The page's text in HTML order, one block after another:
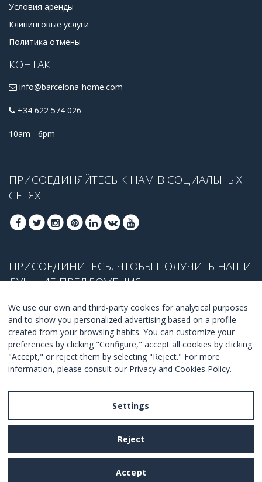
Условия аренды
Клининговые услуги
Политика отмены
КОНТАКТ
info@barcelona-home.com
+34 622 574 026
10am - 6pm
ПРИСОЕДИНЯЙТЕСЬ К НАМ В СОЦИАЛЬНЫХ
СЕТЯХ
ПРИСОЕДИНИТЕСЬ, ЧТОБЫ ПОЛУЧИТЬ НАШИ
ЛУЧШИЕ ПРЕДЛОЖЕНИЯ
ПРИСОЕДЕНИТЬСЯ
Я согласен справилами и условиями.
We use our own and third-party cookies for analytical purposes
and to show you personalized advertising based on a profile
created from your browsing habits. You can customize your
preferences by clicking "Configure," accept all cookies by clicking
"Accept," or reject them by selecting "Reject." For more
information, please consult our Privacy and Cookies Policy.
Settings
Reject
Accept
Legal Notice
Privacy and Cookies Policy
Terms and Conditions of Use